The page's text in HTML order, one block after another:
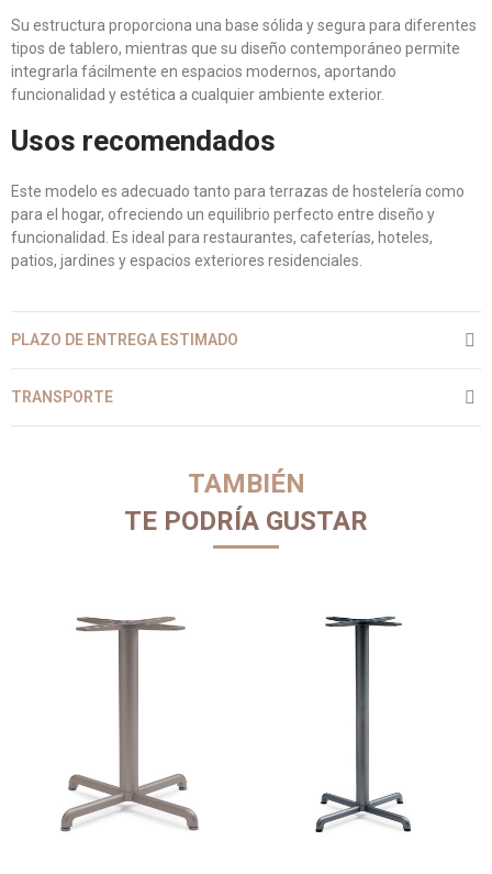
Su estructura proporciona una base sólida y segura para diferentes
tipos de tablero, mientras que su diseño contemporáneo permite
integrarla fácilmente en espacios modernos, aportando
funcionalidad y estética a cualquier ambiente exterior.
Usos recomendados
Este modelo es adecuado tanto para terrazas de hostelería como
para el hogar, ofreciendo un equilibrio perfecto entre diseño y
funcionalidad. Es ideal para restaurantes, cafeterías, hoteles,
patios, jardines y espacios exteriores residenciales.
PLAZO DE ENTREGA ESTIMADO
TRANSPORTE
TAMBIÉN
TE PODRÍA GUSTAR